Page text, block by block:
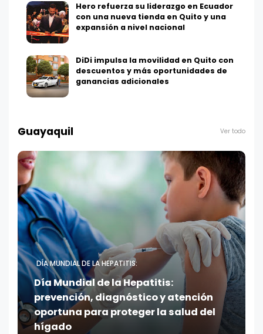
Hero refuerza su liderazgo en Ecuador
con una nueva tienda en Quito y una
expansión a nivel nacional
DiDi impulsa la movilidad en Quito con
descuentos y más oportunidades de
ganancias adicionales
Guayaquil Ver todo
DÍA MUNDIAL DE LA HEPATITIS:
Día Mundial de la Hepatitis:
prevención, diagnóstico y atención
oportuna para proteger la salud del
hígado